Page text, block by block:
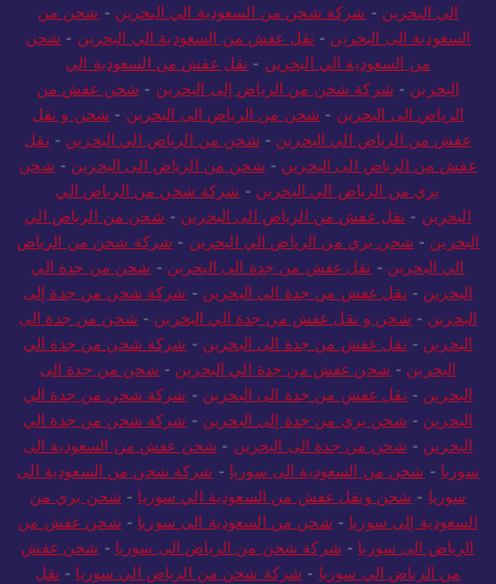
الي البحرين - شركة شحن من السعودية الي البحرين - شحن من
السعودية الى البحرين - نقل عفش من السعودية الي البحرين - شحن
من السعودية الي البحرين - نقل عفش من السعودية الي
البحرين - شركة شحن من الرياض إلى البحرين - شحن عفش من
الرياض الى البحرين - شحن من الرياض الى البحرين - شحن و نقل
عفش من الرياض الي البحرين - شحن من الرياض الي البحرين - نقل
عفش من الرياض الى البحرين - شحن من الرياض الى البحرين - شحن
بري من الرياض الي البحرين - شركة شحن من الرياض الي
البحرين - نقل عفش من الرياض الى البحرين - شحن من الرياض الي
البحرين - شحن بري من الرياض الي البحرين - شركة شحن من الرياض
الي البحرين - نقل عفش من جدة الى البحرين - شحن من جدة الي
البحرين - نقل عفش من جدة الى البحرين - شركة شحن من جدة إلى
البحرين - شحن و نقل عفش من جدة الي البحرين - شحن من جدة الى
البحرين - نقل عفش من جدة الى البحرين - شركة شحن من جدة الي
البحرين - شحن عفش من جدة الي البحرين - شحن من جدة الى
البحرين - نقل عفش من جدة الى البحرين - شركة شحن من جدة الي
البحرين - شحن بري من جدة إلى البحرين - شركة شحن من جدة الي
البحرين - شحن من جدة الى البحرين - شحن عفش من السعودية الى
سوريا - شحن من السعودية الى سوريا - شركة شحن من السعودية الى
سوريا - شحن ونقل عفش من السعودية الي سوريا - شحن بري من
السعودية إلى سوريا - شحن من السعودية الى سوريا - شحن عفش من
الرياض الى سوريا - شركة شحن من الرياض الى سوريا - شحن عفش
من الرياض الي سوريا - شركة شحن من الرياض الي سوريا - نقل